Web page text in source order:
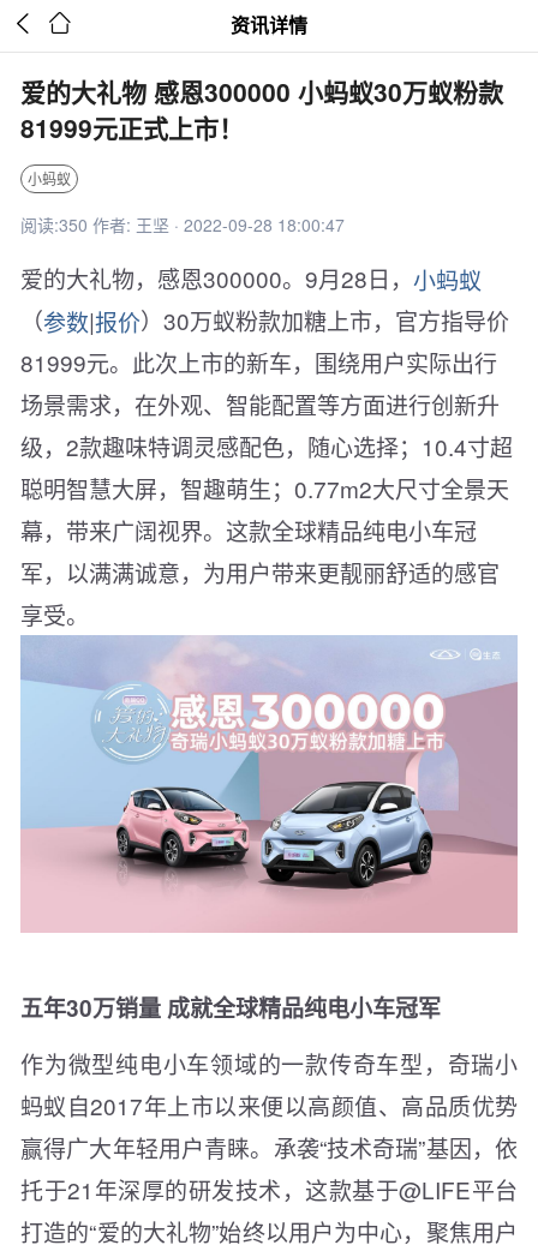
  资讯详情
爱的大礼物 感恩300000 小蚂蚁30万蚁粉款
81999元正式上市！
小蚂蚁
阅读:350 作者: 王坚 · 2022-09-28 18:00:47
爱的大礼物，感恩300000。9月28日， 小蚂蚁
（参数|报价）30万蚁粉款加糖上市，官方指导价
81999元。此次上市的新车，围绕用户实际出行
场景需求，在外观、智能配置等方面进行创新升
级，2款趣味特调灵感配色，随心选择；10.4寸超
聪明智慧大屏，智趣萌生；0.77m2大尺寸全景天
幕，带来广阔视界。这款全球精品纯电小车冠
军，以满满诚意，为用户带来更靓丽舒适的感官
享受。
五年30万销量 成就全球精品纯电小车冠军
作为微型纯电小车领域的一款传奇车型，奇瑞小
蚂蚁自2017年上市以来便以高颜值、高品质优势
赢得广大年轻用户青睐。承袭“技术奇瑞”基因，依
托于21年深厚的研发技术，这款基于@LIFE平台
打造的“爱的大礼物”始终以用户为中心，聚焦用户